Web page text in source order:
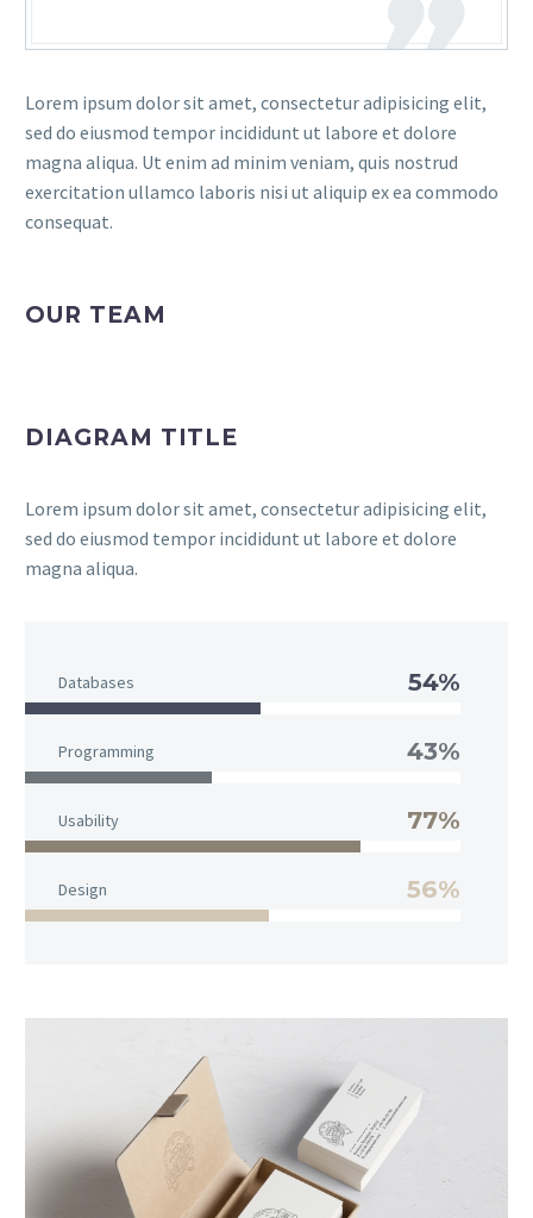
Lorem ipsum dolor sit amet, consectetur adipisicing elit,
sed do eiusmod tempor incididunt ut labore et dolore
magna aliqua. Ut enim ad minim veniam, quis nostrud
exercitation ullamco laboris nisi ut aliquip ex ea commodo
consequat.
OUR TEAM
DIAGRAM TITLE
Lorem ipsum dolor sit amet, consectetur adipisicing elit,
sed do eiusmod tempor incididunt ut labore et dolore
magna aliqua.
Databases 54%
Programming 43%
Usability 77%
Design 56%